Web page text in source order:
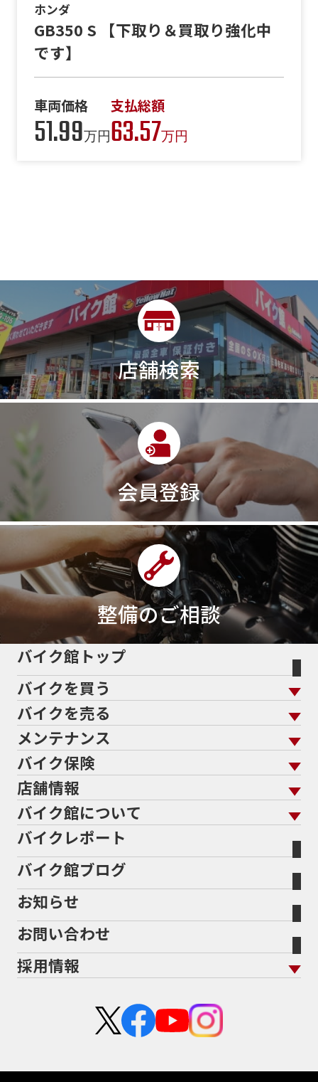
ホンダ
GB350 S 【下取り＆買取り強化中
です】
車両価格
51.99万円
支払総額
63.57万円
店舗検索
会員登録
整備のご相談
バイク館トップ
バイクを買う
バイクを買う トップ
バイクを探す
メーカーから探す
色から探す
スタイルから探す
排気量から探す
地域から探す
走行距離から探す
中古車から探す
バイクを売る
バイクを売る トップ
バイク館買取の強み
バイクを高く売るコツ
バイク買取の流れ
全国展開の強み
よくあるご質問
バイク買取強化車両
メーカー別買取相場・
ヤマハ
ホンダ
スズキ
ハーレーダビッドソン
ドゥカティ
トライアンフ
アプリリア
KTM
モトグッツイ
MVアグスタ
他海外ﾒｰｶｰ
メンテナンス
メンテナンス トップ
バイク点検
バイク車検
Bikeep
プロテクションフィルム
バイク保険
バイク保険 トップ
自賠責保険
任意保険
バイク保険無料見積り（現在未加入の方）
バイク保険無料見積り（他社でご加入の方）
盗難保険
店舗情報
店舗情報 トップ
北海道
宮城
福島
茨城
栃木
兵庫
バイク館について
バイク館について トップ
バイク館が選ばれる理由
会社概要
沿革
二輪公正取引協議会加盟店
バイクレポート
バイク館ブログ
お知らせ
お問い合わせ
採用情報
中途採用・アルバイト